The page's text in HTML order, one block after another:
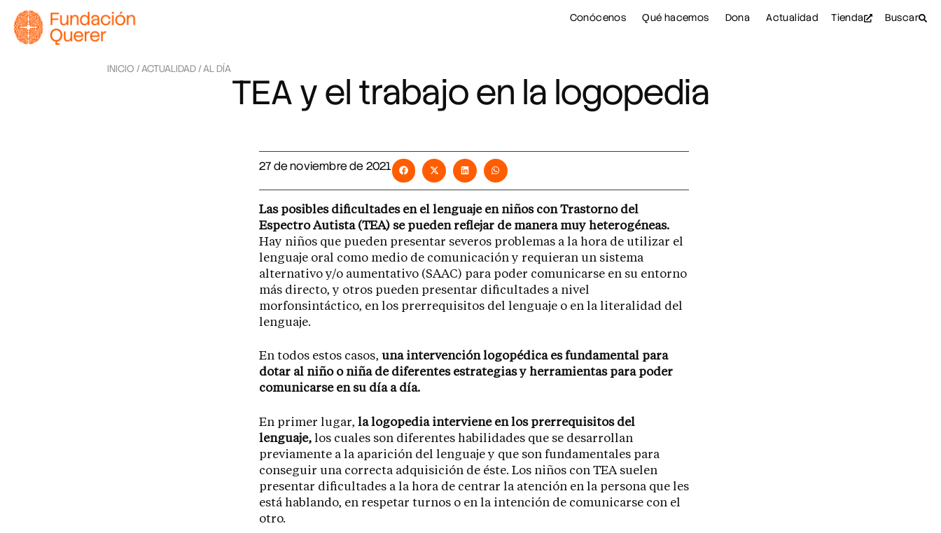
Conócenos Qué hacemos Dona Actualidad Tienda Buscar
INICIO /ACTUALIDAD /AL DÍA
TEA y el trabajo en la logopedia
27 de noviembre de 2021
Las posibles dificultades en el lenguaje en niños con Trastorno del
Espectro Autista (TEA) se pueden reflejar de manera muy heterogéneas.
Hay niños que pueden presentar severos problemas a la hora de utilizar el
lenguaje oral como medio de comunicación y requieran un sistema
alternativo y/o aumentativo (SAAC) para poder comunicarse en su entorno
más directo, y otros pueden presentar dificultades a nivel
morfonsintáctico, en los prerrequisitos del lenguaje o en la literalidad del
lenguaje.
En todos estos casos, una intervención logopédica es fundamental para
dotar al niño o niña de diferentes estrategias y herramientas para poder
comunicarse en su día a día.
En primer lugar, la logopedia interviene en los prerrequisitos del
lenguaje, los cuales son diferentes habilidades que se desarrollan
previamente a la aparición del lenguaje y que son fundamentales para
conseguir una correcta adquisición de éste. Los niños con TEA suelen
presentar dificultades a la hora de centrar la atención en la persona que les
está hablando, en respetar turnos o en la intención de comunicarse con el
otro.